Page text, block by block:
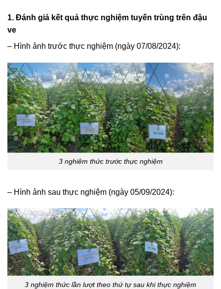
1. Đánh giá kết quả thực nghiệm tuyến trùng trên đậu
ve
– Hình ảnh trước thực nghiệm (ngày 07/08/2024):
3 nghiêm thức trước thực nghiệm
– Hình ảnh sau thực nghiệm (ngày 05/09/2024):
3 nghiệm thức lần lượt theo thứ tự sau khi thực nghiệm